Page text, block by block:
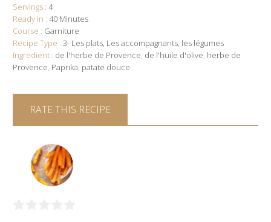
Servings :4
Ready in :40 Minutes
Course : Garniture
Recipe Type :3- Les plats Les accompagnants les légumes
Ingredient : de l'herbe de Provence, de l'huile d'olive, herbe de
Provence, Paprika, patate douce
RATE THIS RECIPE